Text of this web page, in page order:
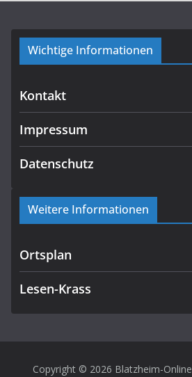
Wichtige Informationen
Kontakt
Impressum
Datenschutz
Weitere Informationen
Ortsplan
Lesen-Krass
Copyright © 2026 Blatzheim-Online